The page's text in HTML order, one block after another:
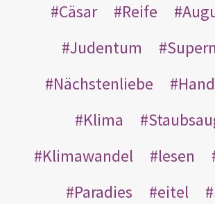
Cäsar
Reife
Judentum
Nächstenliebe
Klima
Klimawandel
lesen
Paradies
eitel